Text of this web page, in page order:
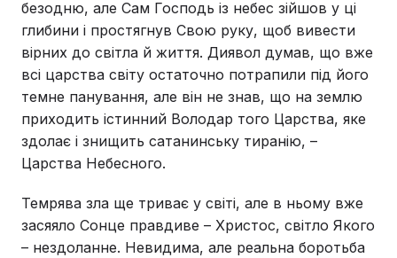
безодню, але Сам Господь із небес зійшов у ці
глибини і простягнув Свою руку, щоб вивести
вірних до світла й життя. Диявол думав, що вже
всі царства світу остаточно потрапили під його
темне панування, але він не знав, що на землю
приходить істинний Володар того Царства, яке
здолає і знищить сатанинську тиранію, –
Царства Небесного.
Темрява зла ще триває у світі, але в ньому вже
засяяло Сонце правдиве – Христос, світло Якого
– нездоланне. Невидима, але реальна боротьба